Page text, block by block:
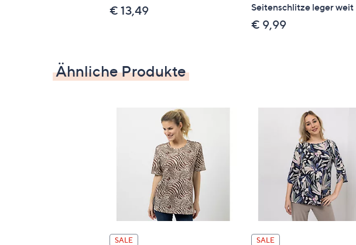
€ 13,49
Seitenschlitze leger weit
€ 9,99
Ähnliche Produkte
SALE SALE